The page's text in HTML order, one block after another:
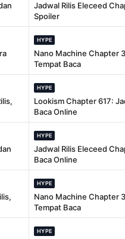
Jadwal Rilis Eleceed
Spoiler
HYPE
Nano Machine Chapter
Tempat Baca
HYPE
Lookism Chapter 617:
Baca Online
HYPE
Jadwal Rilis Eleceed
Baca Online
HYPE
Nano Machine Chapter
Tempat Baca
HYPE